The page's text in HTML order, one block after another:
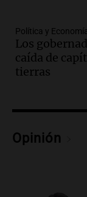
Audio.
Cristo
nieve se
Panorama
Audio.
Política y Economía
Los
caída de
tierras
Opinión